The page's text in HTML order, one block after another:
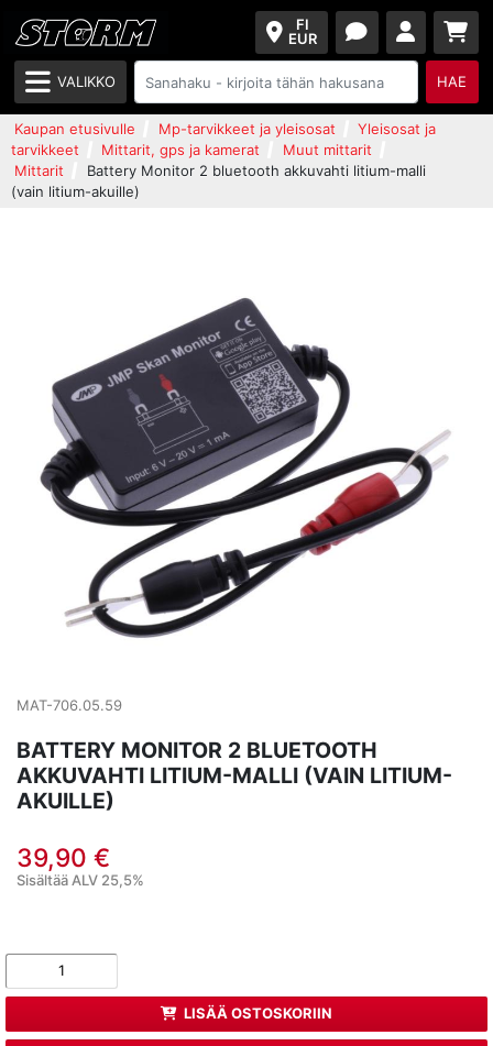
FI
EUR
VALIKKO HAE
Kaupan etusivulle Mp-tarvikkeet ja yleisosat
Yleisosat ja
tarvikkeet
Mittarit, gps ja kamerat
Muut mittarit
Mittarit
Battery Monitor 2 bluetooth akkuvahti litium-malli
(vain litium-akuille)
MAT-706.05.59
BATTERY MONITOR 2 BLUETOOTH
AKKUVAHTI LITIUM-MALLI (VAIN LITIUM-
AKUILLE)
39,90 €
Sisältää ALV 25,5%
LISÄÄ OSTOSKORIIN